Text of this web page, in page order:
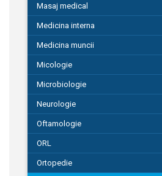
Masaj medical
Medicina interna
Medicina muncii
Micologie
Microbiologie
Neurologie
Oftamologie
ORL
Ortopedie